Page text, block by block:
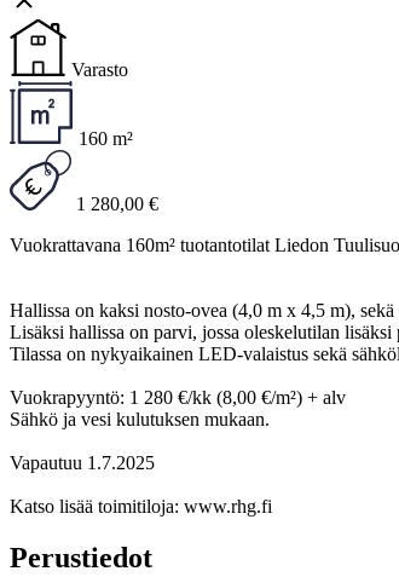
Varasto
160 m²
1 280,00 €
Vuokrattavana 160m² tuotantotilat Liedon
Hallissa on kaksi nosto-ovea (4,0 m x 4,5 m),
Lisäksi hallissa on parvi, jossa oleskelutilan lisäksi
Tilassa on nykyaikainen LED-valaistus sekä
Vuokrapyyntö: 1 280 €/kk (8,00 €/m²) + alv
Sähkö ja vesi kulutuksen mukaan.
Vapautuu 1.7.2025
Katso lisää toimitiloja: www.rhg.fi
Perustiedot